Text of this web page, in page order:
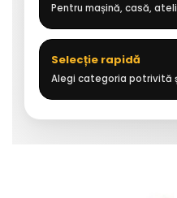
Pentru mașină, casă,
Selecție rapidă
Alegi categoria potrivită